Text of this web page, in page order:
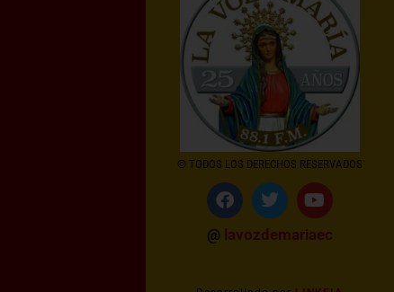
© TODOS LOS DERECHOS RESERVADOS
@ lavozdemariaec